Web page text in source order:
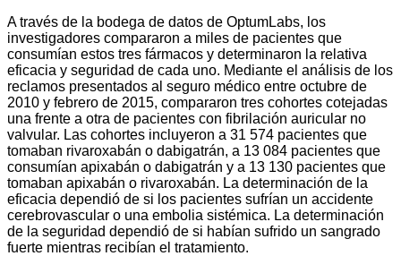
A través de la bodega de datos de OptumLabs, los
investigadores compararon a miles de pacientes que
consumían estos tres fármacos y determinaron la relativa
eficacia y seguridad de cada uno. Mediante el análisis de los
reclamos presentados al seguro médico entre octubre de
2010 y febrero de 2015, compararon tres cohortes cotejadas
una frente a otra de pacientes con fibrilación auricular no
valvular. Las cohortes incluyeron a 31 574 pacientes que
tomaban rivaroxabán o dabigatrán, a 13 084 pacientes que
consumían apixabán o dabigatrán y a 13 130 pacientes que
tomaban apixabán o rivaroxabán. La determinación de la
eficacia dependió de si los pacientes sufrían un accidente
cerebrovascular o una embolia sistémica. La determinación
de la seguridad dependió de si habían sufrido un sangrado
fuerte mientras recibían el tratamiento.